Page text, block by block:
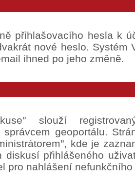
přihlašovacího hesla k
nové heslo. Systém
ihned po jeho změně.
slouží
správcem geoportálu.
kde je
diskusí přihlášeného
pro nahlášení